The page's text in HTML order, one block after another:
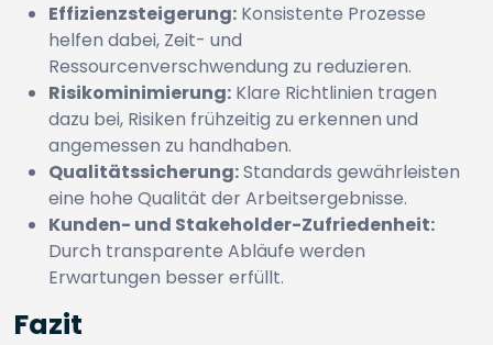
Effizienzsteigerung: Konsistente Prozesse
helfen dabei, Zeit- und
Ressourcenverschwendung zu reduzieren.
Risikominimierung: Klare Richtlinien tragen
dazu bei, Risiken frühzeitig zu erkennen und
angemessen zu handhaben.
Qualitätssicherung:Standards gewährleisten
eine hohe Qualität der Arbeitsergebnisse.
Kunden- und Stakeholder-Zufriedenheit:
Durch transparente Abläufe werden
Erwartungen besser erfüllt.
Fazit